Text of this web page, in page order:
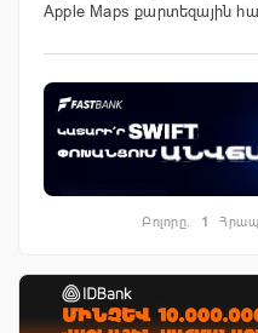
Apple Maps քարտեզային
Բոլորը. 1